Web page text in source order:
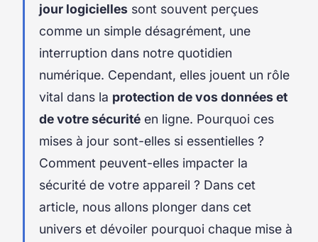
jour logicielles sont souvent perçues
comme un simple désagrément, une
interruption dans notre quotidien
numérique. Cependant, elles jouent un rôle
vital dans la protection de vos données et
de votre sécurité en ligne. Pourquoi ces
mises à jour sont-elles si essentielles ?
Comment peuvent-elles impacter la
sécurité de votre appareil ? Dans cet
article, nous allons plonger dans cet
univers et dévoiler pourquoi chaque mise à